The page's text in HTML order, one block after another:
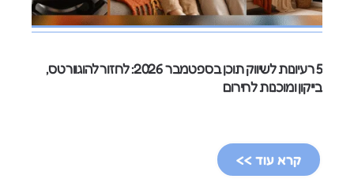
5 רעיונות לשיווק תוכן בספטמבר 2026: לחזור להוגוורטס,
בייקון ומוכנות לחירום
קרא עוד >>